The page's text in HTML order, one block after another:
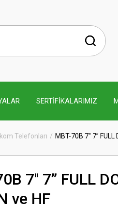
SERTİFİKALARIMIZ
Telefonları MBT-70B 7'' 7” FULL
7'' 7” FULL
ve HF